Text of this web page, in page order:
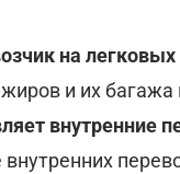
на легковых
и их
внутренние